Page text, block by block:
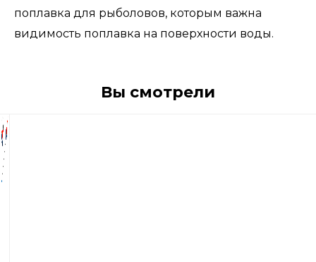
поплавка для рыболовов, которым важна
видимость поплавка на поверхности воды.
Вы смотрели